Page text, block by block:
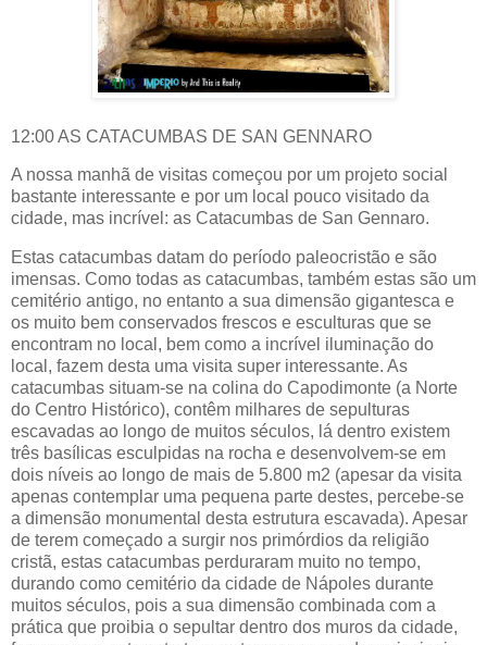
12:00 AS CATACUMBAS DE SAN GENNARO
A nossa manhã de visitas começou por um projeto social
bastante interessante e por um local pouco visitado da
cidade, mas incrível: as Catacumbas de San Gennaro.
Estas catacumbas datam do período paleocristão e são
imensas. Como todas as catacumbas, também estas são um
cemitério antigo, no entanto a sua dimensão gigantesca e
os muito bem conservados frescos e esculturas que se
encontram no local, bem como a incrível iluminação do
local, fazem desta uma visita super interessante. As
catacumbas situam-se na colina do Capodimonte (a Norte
do Centro Histórico), contêm milhares de sepulturas
escavadas ao longo de muitos séculos, lá dentro existem
três basílicas esculpidas na rocha e desenvolvem-se em
dois níveis ao longo de mais de 5.800 m2 (apesar da visita
apenas contemplar uma pequena parte destes, percebe-se
a dimensão monumental desta estrutura escavada). Apesar
de terem começado a surgir nos primórdios da religião
cristã, estas catacumbas perduraram muito no tempo,
durando como cemitério da cidade de Nápoles durante
muitos séculos, pois a sua dimensão combinada com a
prática que proibia o sepultar dentro dos muros da cidade,